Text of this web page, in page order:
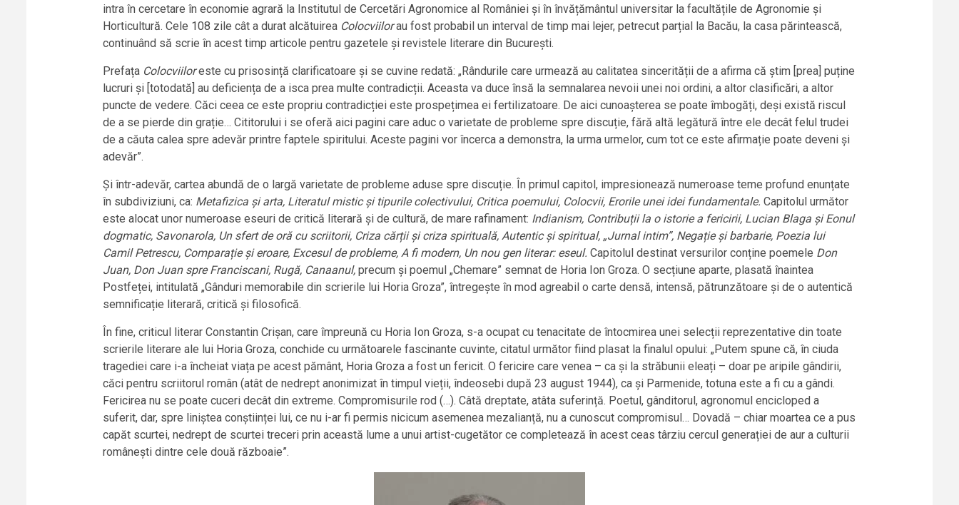
intra în cercetare în economie agrară la Institutul de Cercetări Agronomice al României și în învățământul universitar la facultățile de Agronomie și
Horticultură. Cele 108 zile cât a durat alcătuirea Colocviilorau fost probabil un interval de timp mai lejer, petrecut parțial la Bacău, la casa părintească,
continuând să scrie în acest timp articole pentru gazetele și revistele literare din București.
Prefața Colocviiloreste cu prisosință clarificatoare și se cuvine redată: „Rândurile care urmează au calitatea sincerității de a afirma că știm [prea] puține
lucruri și [totodată] au deficiența de a isca prea multe contradicții. Aceasta va duce însă la semnalarea nevoii unei noi ordini, a altor clasificări, a altor
puncte de vedere. Căci ceea ce este propriu contradicției este prospețimea ei fertilizatoare. De aici cunoașterea se poate îmbogăți, deși există riscul
de a se pierde din grație… Cititorului i se oferă aici pagini care aduc o varietate de probleme spre discuție, fără altă legătură între ele decât felul trudei
de a căuta calea spre adevăr printre faptele spiritului. Aceste pagini vor încerca a demonstra, la urma urmelor, cum tot ce este afirmație poate deveni și
adevăr”.
Și într-adevăr, cartea abundă de o largă varietate de probleme aduse spre discuție. În primul capitol, impresionează numeroase teme profund enunțate
în subdiviziuni, ca: Metafizica și arta, Literatul mistic și tipurile colectivului, Critica poemului, Colocvii, Erorile unei idei fundamentale. Capitolul următor
este alocat unor numeroase eseuri de critică literară și de cultură, de mare rafinament: Indianism, Contribuții la o istorie a fericirii, Lucian Blaga și Eonul
dogmatic, Savonarola, Un sfert de oră cu scriitorii, Criza cărții și criza spirituală, Autentic și spiritual, „Jurnal intim”, Negație și barbarie, Poezia lui
Camil Petrescu, Comparație și eroare, Excesul de probleme, A fi modern, Un nou gen literar: eseul. Capitolul destinat versurilor conține poemele Don
Juan, Don Juan spre Franciscani, Rugă, Canaanul, precum și poemul „Chemare” semnat de Horia Ion Groza. O secțiune aparte, plasată înaintea
Postfeței, intitulată „Gânduri memorabile din scrierile lui Horia Groza”, întregește în mod agreabil o carte densă, intensă, pătrunzătoare și de o autentică
semnificație literară, critică și filosofică.
În fine, criticul literar Constantin Crișan, care împreună cu Horia Ion Groza, s-a ocupat cu tenacitate de întocmirea unei selecții reprezentative din toate
scrierile literare ale lui Horia Groza, conchide cu următoarele fascinante cuvinte, citatul următor fiind plasat la finalul opului: „Putem spune că, în ciuda
tragediei care i-a încheiat viața pe acest pământ, Horia Groza a fost un fericit. O fericire care venea – ca și la străbunii eleați – doar pe aripile gândirii,
căci pentru scriitorul român (atât de nedrept anonimizat în timpul vieții, îndeosebi după 23 august 1944), ca și Parmenide, totuna este a fi cu a gândi.
Fericirea nu se poate cuceri decât din extreme. Compromisurile rod (…). Câtă dreptate, atâta suferință. Poetul, gânditorul, agronomul encicloped a
suferit, dar, spre liniștea conștiinței lui, ce nu i-ar fi permis nicicum asemenea mezalianță, nu a cunoscut compromisul… Dovadă – chiar moartea ce a pus
capăt scurtei, nedrept de scurtei treceri prin această lume a unui artist-cugetător ce completează în acest ceas târziu cercul generației de aur a culturii
românești dintre cele două războaie”.